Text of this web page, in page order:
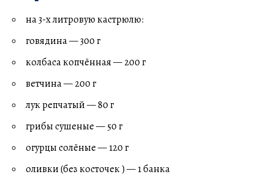
на 3-х литровую кастрюлю:
говядина — 300 г
колбаса копчённая — 200 г
ветчина — 200 г
лук репчатый — 80 г
грибы сушеные — 50 г
огурцы солёные — 120 г
оливки (без косточек ) — 1 банка